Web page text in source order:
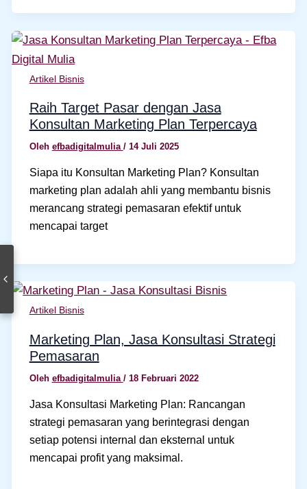
Artikel Bisnis
Raih Target Pasar dengan Jasa
Konsultan Marketing Plan Terpercaya
Oleh efbadigitalmulia / 14 Juli 2025
Siapa itu Konsultan Marketing Plan? Konsultan
marketing plan adalah ahli yang membantu bisnis
merancang strategi pemasaran efektif untuk
mencapai target
Artikel Bisnis
Marketing Plan, Jasa Konsultasi Strategi
Pemasaran
Oleh efbadigitalmulia / 18 Februari 2022
Jasa Konsultasi Marketing Plan: Rancangan
strategi pemasaran yang berintegrasi dengan
setiap potensi internal dan eksternal untuk
mencapai profit yang maksimal.